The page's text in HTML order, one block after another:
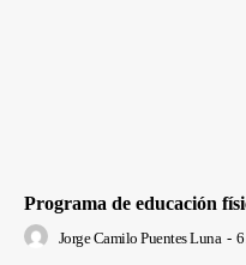
Programa de educación
Jorge Camilo Puentes Luna -